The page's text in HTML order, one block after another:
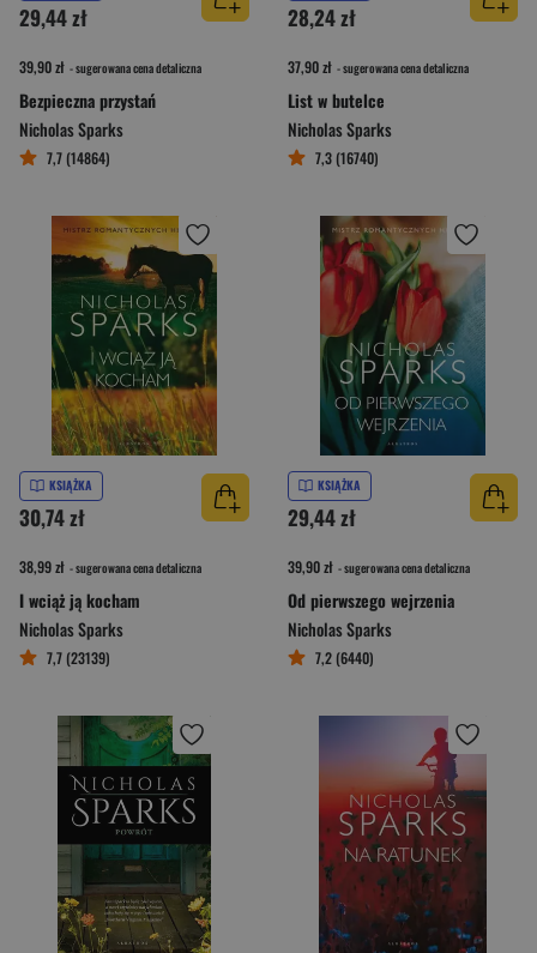
29,44 zł
39,90 zł - sugerowana cena detaliczna
Bezpieczna przystań
Nicholas Sparks
7,7 (14864)
28,24 zł
37,90 zł - sugerowana cena detaliczna
List w butelce
Nicholas Sparks
7,3 (16740)
KSIĄŻKA
30,74 zł
38,99 zł - sugerowana cena detaliczna
I wciąż ją kocham
Nicholas Sparks
7,7 (23139)
KSIĄŻKA
29,44 zł
39,90 zł - sugerowana cena detaliczna
Od pierwszego wejrzenia
Nicholas Sparks
7,2 (6440)